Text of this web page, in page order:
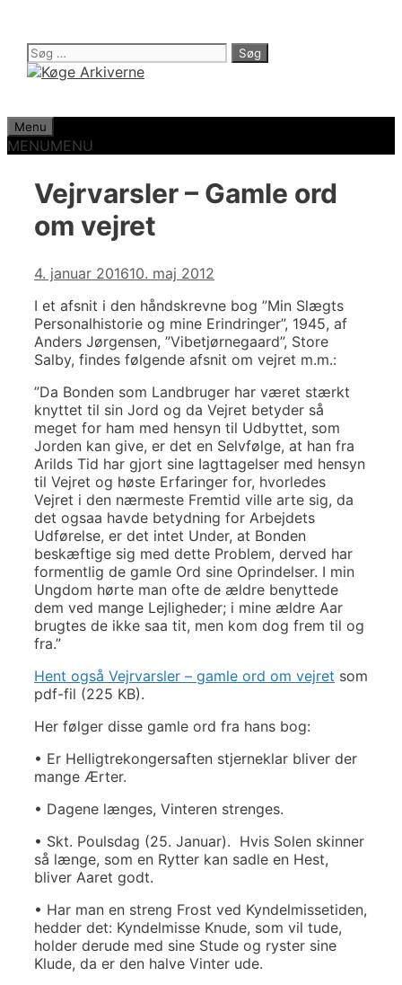
indhold
Søg
efter:
Menu
MENUMENU
Vejrvarsler – Gamle ord
om vejret
4. januar 201610. maj 2012
I et afsnit i den håndskrevne bog ”Min Slægts
Personalhistorie og mine Erindringer”, 1945, af
Anders Jørgensen, ”Vibetjørnegaard”, Store
Salby, findes følgende afsnit om vejret m.m.:
”Da Bonden som Landbruger har været stærkt
knyttet til sin Jord og da Vejret betyder så
meget for ham med hensyn til Udbyttet, som
Jorden kan give, er det en Selvfølge, at han fra
Arilds Tid har gjort sine Iagttagelser med hensyn
til Vejret og høste Erfaringer for, hvorledes
Vejret i den nærmeste Fremtid ville arte sig, da
det ogsaa havde betydning for Arbejdets
Udførelse, er det intet Under, at Bonden
beskæftige sig med dette Problem, derved har
formentlig de gamle Ord sine Oprindelser. I min
Ungdom hørte man ofte de ældre benyttede
dem ved mange Lejligheder; i mine ældre Aar
brugtes de ikke saa tit, men kom dog frem til og
fra.”
Hent også Vejrvarsler – gamle ord om vejret som
pdf-fil (225 KB).
Her følger disse gamle ord fra hans bog:
• Er Helligtrekongersaften stjerneklar bliver der
mange Ærter.
• Dagene længes, Vinteren strenges.
• Skt. Poulsdag (25. Januar). Hvis Solen skinner
så længe, som en Rytter kan sadle en Hest,
bliver Aaret godt.
• Har man en streng Frost ved Kyndelmissetiden,
hedder det: Kyndelmisse Knude, som vil tude,
holder derude med sine Stude og ryster sine
Klude, da er den halve Vinter ude.